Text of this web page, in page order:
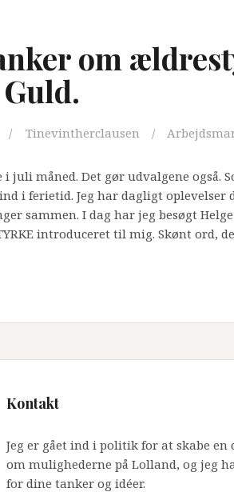
om
Tinevintherclausen
i juli måned. Det gør udvalgene også.
i ferietid. Jeg har dagligt
sammen. I dag har jeg besøgt
introduceret til mig. Skønt ord,
Kontakt
Jeg er gået ind i politik for at skabe en
om mulighederne på Lolland, og jeg
for dine tanker og idéer.